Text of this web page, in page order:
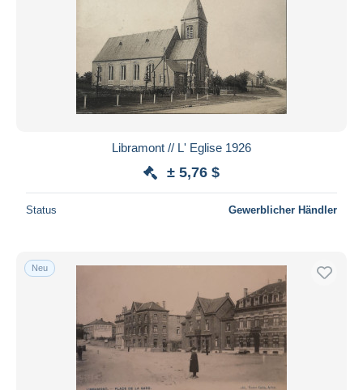
Libramont // L' Eglise 1926
± 5,76 $
Status Gewerblicher Händler
Neu